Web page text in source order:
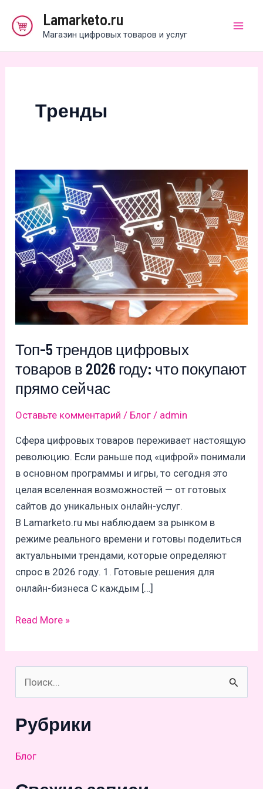
содержимому
Lamarketo.ru
Магазин цифровых товаров и услуг
Тренды
Топ-5 трендов цифровых
товаров в 2026 году: что покупают
прямо сейчас
Оставьте комментарий / Блог / admin
Сфера цифровых товаров переживает настоящую
революцию. Если раньше под «цифрой» понимали
в основном программы и игры, то сегодня это
целая вселенная возможностей — от готовых
сайтов до уникальных онлайн-услуг.
В Lamarketo.ru мы наблюдаем за рынком в
режиме реального времени и готовы поделиться
актуальными трендами, которые определяют
спрос в 2026 году. 1. Готовые решения для
онлайн-бизнеса С каждым […]
Топ-5
товаров
2026
году:
что
покупают
сейчас
Read More »
о
к
Рубрики
Блог